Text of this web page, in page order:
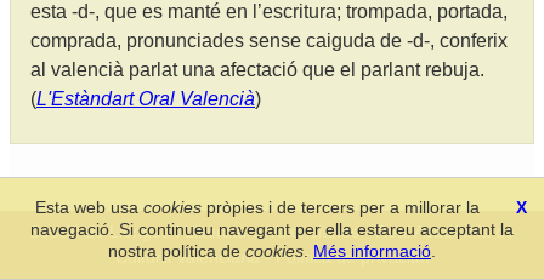
esta -d-, que es manté en l’escritura; trompada, portada,
comprada, pronunciades sense caiguda de -d-, conferix
al valencià parlat una afectació que el parlant rebuja.
(L'Estàndart Oral Valencià)
Secció de Llengua i Lliteratura Valencianes-Real Acadèmia de
Cultura Valenciana-Política de privacitat
X
Esta web usacookies pròpies i de tercers per a millorar la
navegació. Si continueu navegant per ella estareu acceptant la
nostra política de cookies Més informació